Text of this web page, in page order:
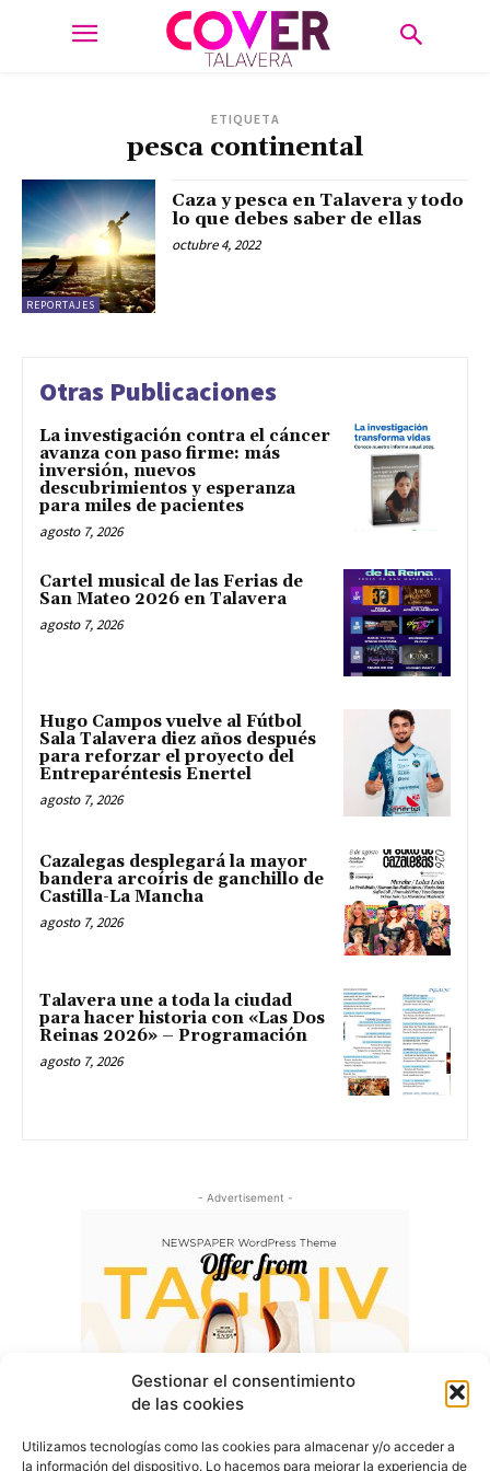
Gestionar el consentimiento
de las cookies
Utilizamos tecnologías como las cookies para almacenar y/o acceder a
la información del dispositivo. Lo hacemos para mejorar la experiencia de
ETIQUETA
pesca continental
REPORTAJES
Caza y pesca en Talavera y todo
lo que debes saber de ellas
octubre 4, 2022
Otras Publicaciones
La investigación contra el cáncer
avanza con paso firme: más
inversión, nuevos
descubrimientos y esperanza
para miles de pacientes
agosto 7, 2026
Cartel musical de las Ferias de
San Mateo 2026 en Talavera
agosto 7, 2026
Hugo Campos vuelve al Fútbol
Sala Talavera diez años después
para reforzar el proyecto del
Entreparéntesis Enertel
agosto 7, 2026
Cazalegas desplegará la mayor
bandera arcoíris de ganchillo de
Castilla-La Mancha
agosto 7, 2026
Talavera une a toda la ciudad
para hacer historia con «Las Dos
Reinas 2026» – Programación
agosto 7, 2026
- Advertisement -